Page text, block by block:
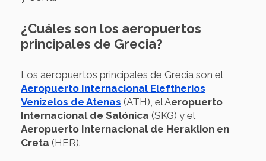
¿Cuáles son los aeropuertos
principales de Grecia?
Los aeropuertos principales de Grecia son el
Aeropuerto Internacional Eleftherios
Venizelos de Atenas (ATH), el Aeropuerto
Internacional de Salónica (SKG) y el
Aeropuerto Internacional de Heraklion en
Creta (HER).